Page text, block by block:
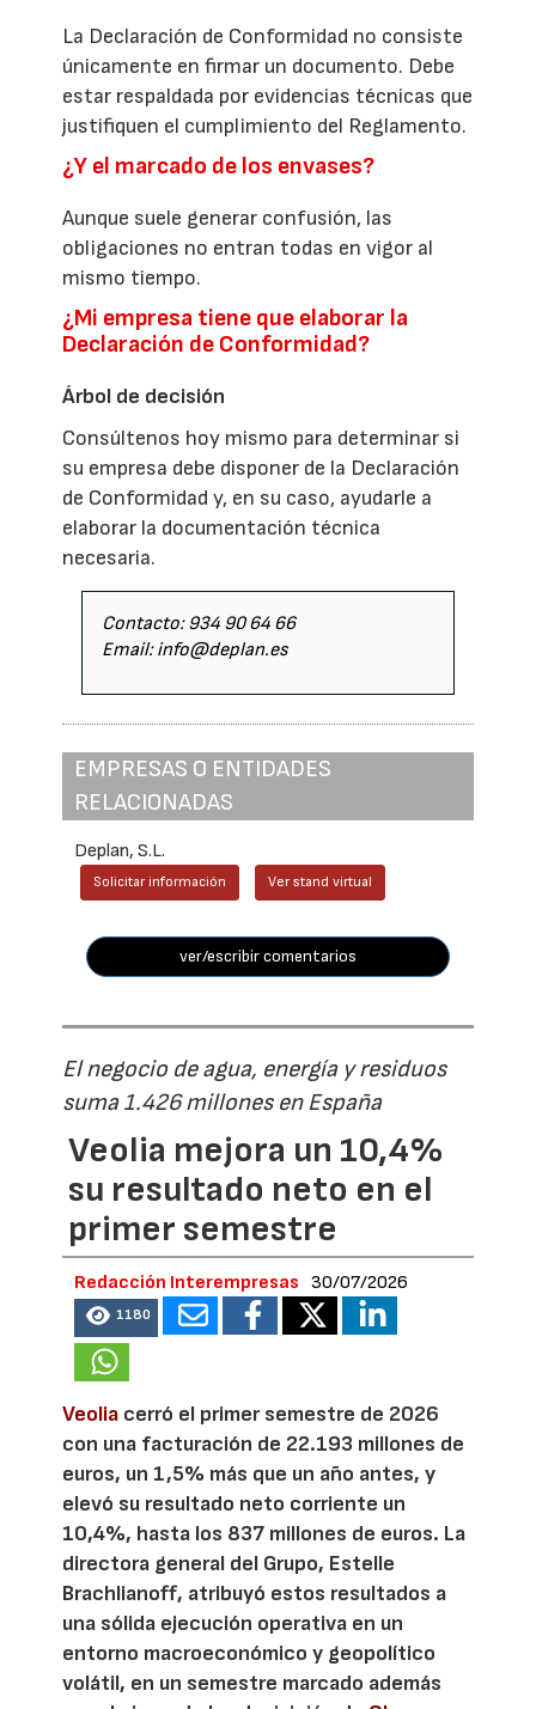
La Declaración de Conformidad no consiste
únicamente en firmar un documento. Debe
estar respaldada por evidencias técnicas que
justifiquen el cumplimiento del Reglamento.
¿Y el marcado de los envases?
Aunque suele generar confusión, las
obligaciones no entran todas en vigor al
mismo tiempo.
¿Mi empresa tiene que elaborar la
Declaración de Conformidad?
Árbol de decisión
Consúltenos hoy mismo para determinar si
su empresa debe disponer de la Declaración
de Conformidad y, en su caso, ayudarle a
elaborar la documentación técnica
necesaria.
Contacto: 934 90 64 66
Email: info@deplan.es
EMPRESAS O ENTIDADES
RELACIONADAS
Deplan, S.L.
Solicitar información Ver stand virtual
ver/escribir comentarios
El negocio de agua, energía y residuos
suma 1.426 millones en España
Veolia mejora un 10,4%
su resultado neto en el
primer semestre
Redacción Interempresas 30/07/2026
1180
Veolia cerró el primer semestre de 2026
con una facturación de 22.193 millones de
euros, un 1,5% más que un año antes, y
elevó su resultado neto corriente un
10,4%, hasta los 837 millones de euros. La
directora general del Grupo, Estelle
Brachlianoff, atribuyó estos resultados a
una sólida ejecución operativa en un
entorno macroeconómico y geopolítico
volátil, en un semestre marcado además